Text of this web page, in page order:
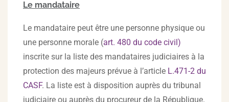
Le mandataire
Le mandataire peut être une personne physique ou
une personne morale (art. 480 du code civil)
inscrite sur la liste des mandataires judiciaires à la
protection des majeurs prévue à l’article L.471-2 du
CASF. La liste est à disposition auprès du tribunal
judiciaire ou auprès du procureur de la République.